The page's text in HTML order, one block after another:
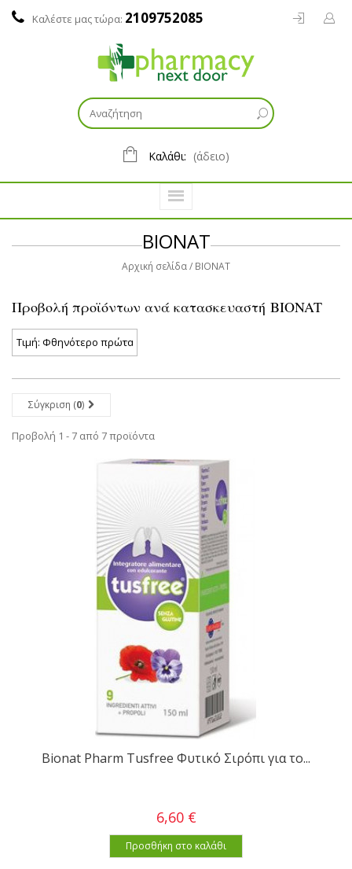
Καλέστε μας τώρα: 2109752085
Καλάθι: (άδειο)
BIONAT
Αρχική σελίδα BIONAT
Προβολή προϊόντων ανά κατασκευαστή BIONAT
Σύγκριση (0)
Προβολή 1 - 7 από 7 προϊόντα
Bionat Pharm Tusfree Φυτικό Σιρόπι για το...
6,60 €
Προσθήκη στο καλάθι